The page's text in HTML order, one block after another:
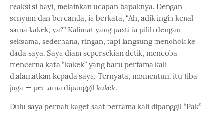
reaksi si bayi, melainkan ucapan bapaknya. Dengan
senyum dan bercanda, ia berkata, “Ah, adik ingin kenal
sama kakek, ya?” Kalimat yang pasti ia pilih dengan
seksama, sederhana, ringan, tapi langsung menohok ke
dada saya. Saya diam sepersekian detik, mencoba
mencerna kata “kakek” yang baru pertama kali
dialamatkan kepada saya. Ternyata, momentum itu tiba
juga — pertama dipanggil kakek.
Dulu saya pernah kaget saat pertama kali dipanggil “Pak”.